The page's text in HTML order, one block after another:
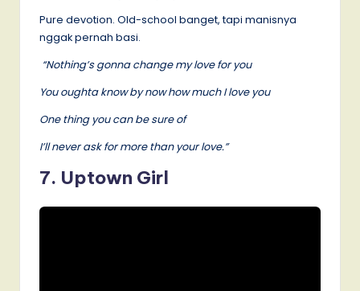
Pure devotion. Old-school banget, tapi manisnya
nggak pernah basi.
“Nothing’s gonna change my love for you
You oughta know by now how much I love you
One thing you can be sure of
I’ll never ask for more than your love.”
7. Uptown Girl